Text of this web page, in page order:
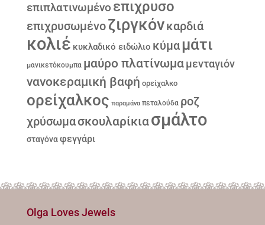
επιπλατινωμένο επιχρυσο
επιχρυσωμένοζιργκόνκαρδιά
κολιέ κυκλαδικό ειδώλιο κύμα μάτι
μανικετόκουμπα μαύρο πλατίνωμα μενταγιόν
νανοκεραμική βαφή ορείχαλκο
ορείχαλκος παραμάνα πεταλούδα ροζ
χρύσωμασκουλαρίκιασμάλτο
σταγόνα φεγγάρι
Olga Loves Jewels